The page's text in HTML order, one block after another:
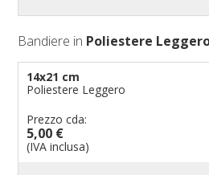
Bandiere in Poliestere
14x21 cm
Poliestere Leggero
Prezzo cda:
5,00 €
(IVA inclusa)